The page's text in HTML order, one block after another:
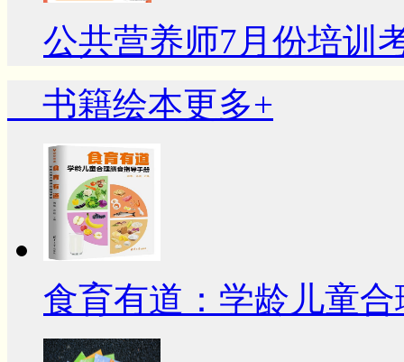
公共营养师7月份培训
书籍绘本更多+
食育有道：学龄儿童